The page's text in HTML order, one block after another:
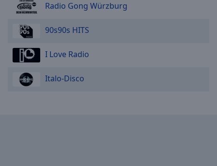
Radio Gong Würzburg
90s90s HITS
I Love Radio
Italo-Disco